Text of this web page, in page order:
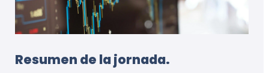
Resumen de la jornada.